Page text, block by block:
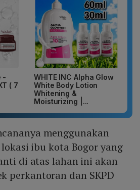
-
( 7
WHITE INC Alpha Glow
White Body Lotion
Whitening &
Moisturizing |...
menggunakan
ibu kota Bogor yang
di atas lahan ini akan
perkantoran dan SKPD